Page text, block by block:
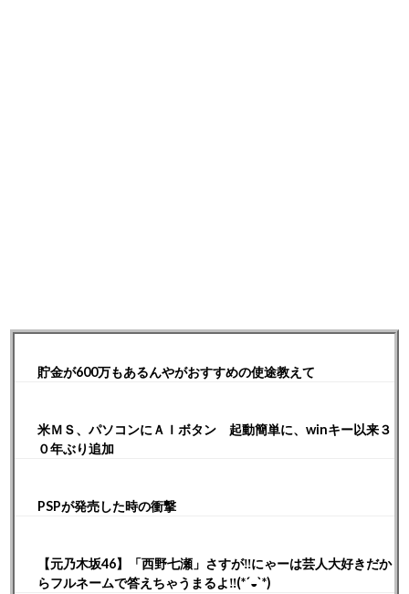
貯金が600万もあるんやがおすすめの使途教えて
米ＭＳ、パソコンにＡＩボタン 起動簡単に、winキー以来３
０年ぶり追加
PSPが発売した時の衝撃
【元乃木坂46】「西野七瀬」さすが‼︎にゃーは芸人大好きだか
らフルネームで答えちゃうまるよ‼︎(*´◒`*)